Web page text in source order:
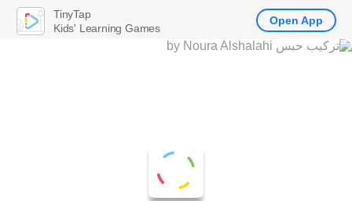
TinyTap
Kids' Learning Games
Open App